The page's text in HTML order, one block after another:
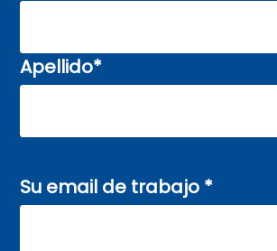
Apellido*
Su email de trabajo *